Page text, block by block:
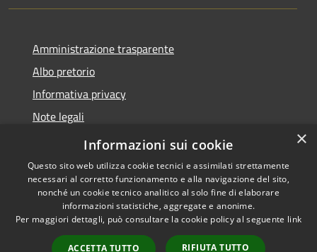
Amministrazione trasparente
Albo pretorio
Informativa privacy
Note legali
Dichiarazione di accessibilità
Accessibilità
Copyright © 2026 • Comune di
Cassina de' Pecchi • Powered
byMunicipium Accesso
×
Informazioni sui cookie
Questo sito web utilizza cookie tecnici e assimilati strettamente
necessari al corretto funzionamento e alla navigazione del sito,
nonché un cookie tecnico analitico al solo fine di elaborare
informazioni statistiche, aggregate e anonime.
Per maggiori dettagli, può consultare la cookie policy al seguente link
ACCETTA TUTTO RIFIUTA TUTTO